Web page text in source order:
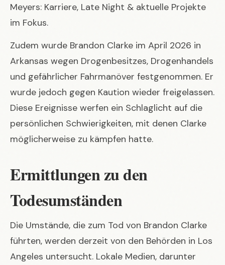
Meyers: Karriere, Late Night & aktuelle Projekte
im Fokus.
Zudem wurde Brandon Clarke im April 2026 in
Arkansas wegen Drogenbesitzes, Drogenhandels
und gefährlicher Fahrmanöver festgenommen. Er
wurde jedoch gegen Kaution wieder freigelassen.
Diese Ereignisse werfen ein Schlaglicht auf die
persönlichen Schwierigkeiten, mit denen Clarke
möglicherweise zu kämpfen hatte.
Ermittlungen zu den
Todesumständen
Die Umstände, die zum Tod von Brandon Clarke
führten, werden derzeit von den Behörden in Los
Angeles untersucht. Lokale Medien, darunter